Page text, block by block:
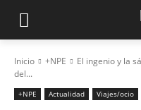
Inicio +NPE
El ingenio y la
del...
+NPE Actualidad Viajes/ocio